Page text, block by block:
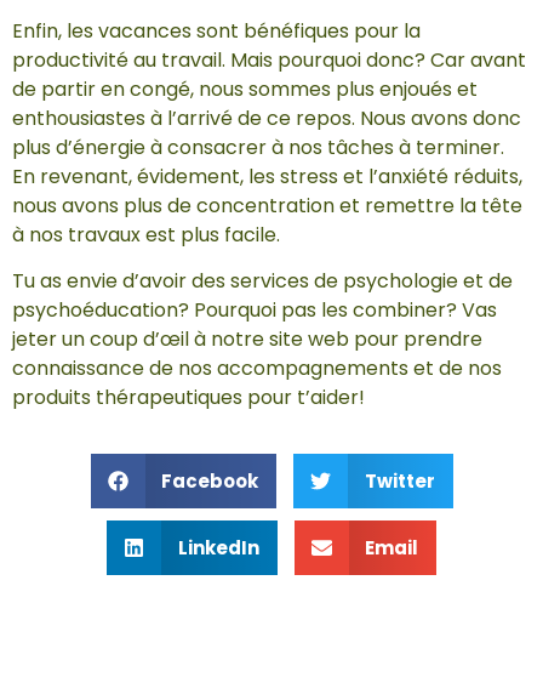
Enfin, les vacances sont bénéfiques pour la
productivité au travail. Mais pourquoi donc? Car avant
de partir en congé, nous sommes plus enjoués et
enthousiastes à l’arrivé de ce repos. Nous avons donc
plus d’énergie à consacrer à nos tâches à terminer.
En revenant, évidement, les stress et l’anxiété réduits,
nous avons plus de concentration et remettre la tête
à nos travaux est plus facile.
Tu as envie d’avoir des services de psychologie et de
psychoéducation? Pourquoi pas les combiner? Vas
jeter un coup d’œil à notre site web pour prendre
connaissance de nos accompagnements et de nos
produits thérapeutiques pour t’aider!
Facebook Twitter
LinkedIn Email